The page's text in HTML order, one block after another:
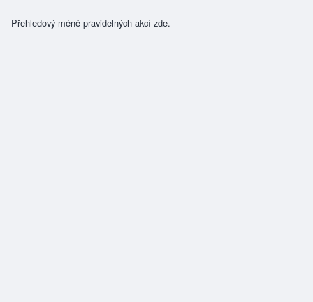
Přehledový méně pravidelných akcí zde.